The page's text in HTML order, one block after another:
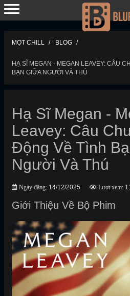
MỌT CHILL BLOG
HẠ SĨ MEGAN - MEGAN LEAVEY: CÂU
BẠN GIỮA NGƯỜI VÀ THÚ
Hạ Sĩ Megan -
Leavey: Câu
Động Về Tình
Người Và Thú
Ngày đăng: 14/12/2025 Lượt xem:
Giới Thiệu Về Bộ Phim